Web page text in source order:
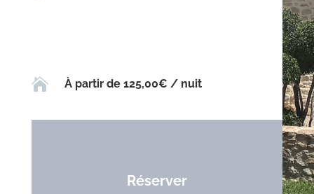
 À partir de 125,00€ / nuit
Réserver